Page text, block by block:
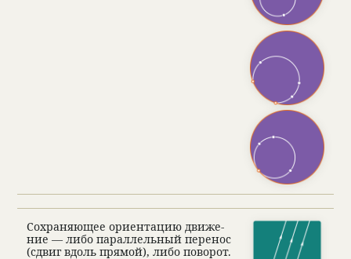
Сохра­няющее ори­ен­тацию движе­
ние — либо парал­лель­ный пере­нос
(сдвиг вдоль прямой), либо пово­рот.